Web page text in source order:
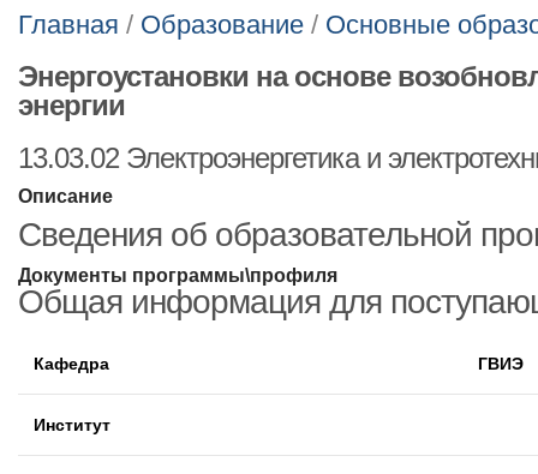
Главная / Образование / Основные
Энергоустановки на основе
энергии
13.03.02 Электроэнергетика и
Описание
Сведения об образовательной
Документы программы\профиля
Общая информация для
Кафедра ГВИЭ
Институт